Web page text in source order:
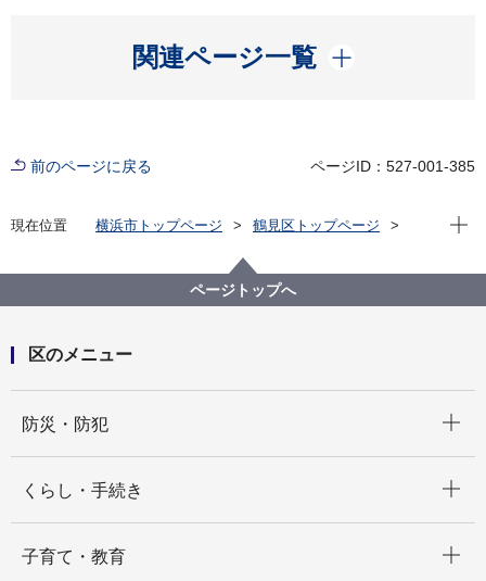
関連ページ一覧
開く
前のページに戻る ページID：527-001-385
現在位置 横浜市トップページ
鶴見区トップページ
【鶴見区】会計年度任用職員（総務課 令和７年国勢
調査事務補助業務 10月採用）募集について
現在
ページトップへ
区のメニュー
防災・防犯
くらし・手続き
子育て・教育